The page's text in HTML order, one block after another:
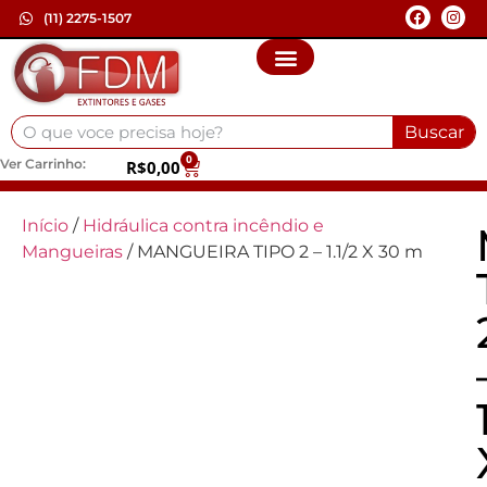
(11) 2275-1507
Buscar
Ver Carrinho: R$0,00 0
Início / Hidráulica contra incêndio e
Mangueiras / MANGUEIRA TIPO 2 – 1.1/2 X 30 m